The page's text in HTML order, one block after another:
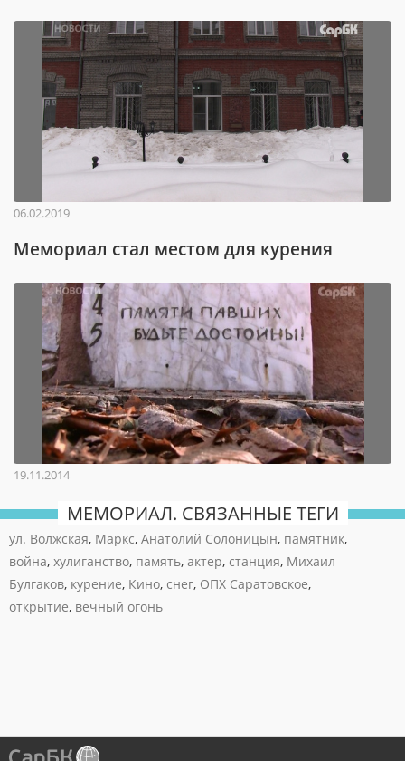
06.02.2019
Мемориал стал местом для курения
19.11.2014
МЕМОРИАЛ. СВЯЗАННЫЕ ТЕГИ
ул. Волжская, Маркс, Анатолий Солоницын, памятник,
война, хулиганство, память, актер, станция, Михаил
Булгаков, курение, Кино, снег, ОПХ Саратовское,
открытие, вечный огонь